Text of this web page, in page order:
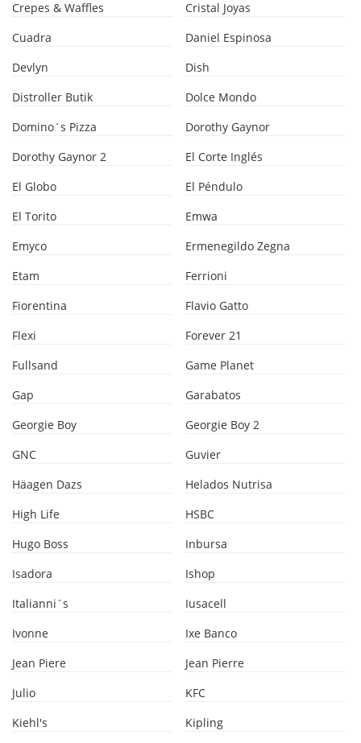
Crepes & Waffles
Cristal Joyas
Cuadra
Daniel Espinosa
Devlyn
Dish
Distroller Butik
Dolce Mondo
Domino´s Pizza
Dorothy Gaynor
Dorothy Gaynor 2
El Corte Inglés
El Globo
El Péndulo
El Torito
Emwa
Emyco
Ermenegildo Zegna
Etam
Ferrioni
Fiorentina
Flavio Gatto
Flexi
Forever 21
Fullsand
Game Planet
Gap
Garabatos
Georgie Boy
Georgie Boy 2
GNC
Guvier
Häagen Dazs
Helados Nutrisa
High Life
HSBC
Hugo Boss
Inbursa
Isadora
Ishop
Italianni´s
Iusacell
Ivonne
Ixe Banco
Jean Piere
Jean Pierre
Julio
KFC
Kiehl's
Kipling